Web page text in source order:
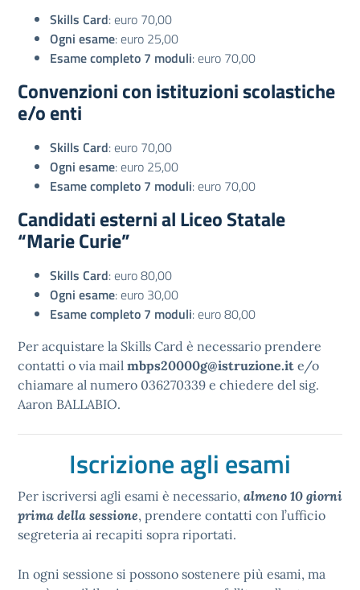
Skills Card: euro 70,00
Ogni esame: euro 25,00
Esame completo 7 moduli: euro 70,00
Convenzioni con istituzioni scolastiche
e/o enti
Skills Card: euro 70,00
Ogni esame: euro 25,00
Esame completo 7 moduli: euro 70,00
Candidati esterni al Liceo Statale
“Marie Curie”
Skills Card: euro 80,00
Ogni esame: euro 30,00
Esame completo 7 moduli: euro 80,00
Per acquistare la Skills Card è necessario prendere
contatti o via mail mbps20000g@istruzione.it e/o
chiamare al numero 036270339 e chiedere del sig.
Aaron BALLABIO.
Iscrizione agli esami
Per iscriversi agli esami è necessario, almeno 10 giorni
prima della sessione, prendere contatti con l’ufficio
segreteria ai recapiti sopra riportati.
In ogni sessione si possono sostenere più esami, ma